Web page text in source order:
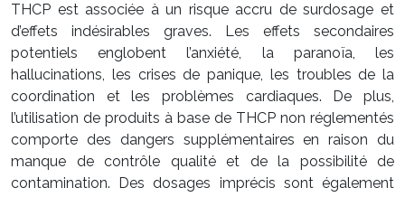
THCP est associée à un risque accru de surdosage et
d’effets indésirables graves. Les effets secondaires
potentiels englobent l’anxiété, la paranoïa, les
hallucinations, les crises de panique, les troubles de la
coordination et les problèmes cardiaques. De plus,
l’utilisation de produits à base de THCP non réglementés
comporte des dangers supplémentaires en raison du
manque de contrôle qualité et de la possibilité de
contamination. Des dosages imprécis sont également